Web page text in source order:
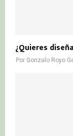
¿Quieres
Por Gonzalo Royo